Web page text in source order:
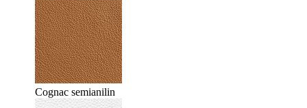
Cognac semianilin